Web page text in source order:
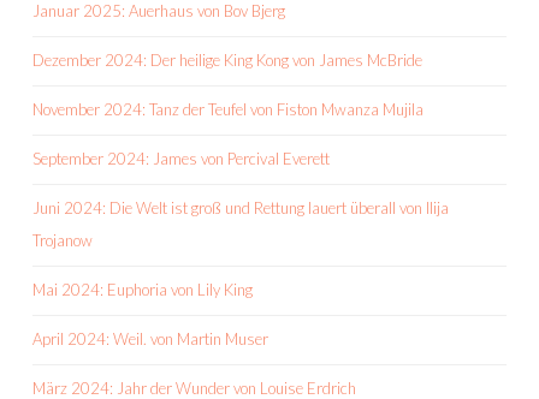
Januar 2025: Auerhaus von Bov Bjerg
Dezember 2024: Der heilige King Kong von James McBride
November 2024: Tanz der Teufel von Fiston Mwanza Mujila
September 2024: James von Percival Everett
Juni 2024: Die Welt ist groß und Rettung lauert überall von Ilija
Trojanow
Mai 2024: Euphoria von Lily King
April 2024: Weil. von Martin Muser
März 2024: Jahr der Wunder von Louise Erdrich